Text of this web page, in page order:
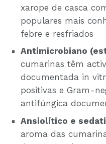
xarope de casca
populares mais
febre e resfriados
Antimicrobiano
cumarinas têm
documentada in
positivas e Gram-
antifúngica
Ansiolítico e
aroma das